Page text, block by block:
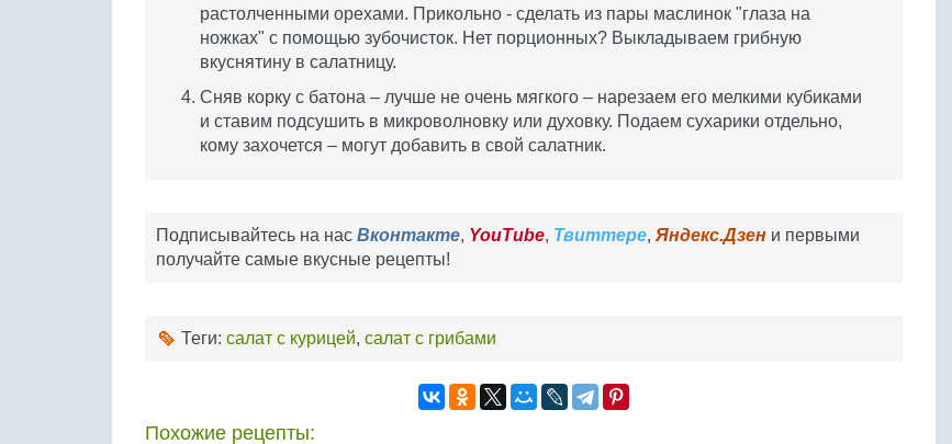
растолченными орехами. Прикольно - сделать из пары маслинок "глаза на
ножках" с помощью зубочисток. Нет порционных? Выкладываем грибную
вкуснятину в салатницу.
Сняв корку с батона – лучше не очень мягкого – нарезаем его мелкими кубиками
и ставим подсушить в микроволновку или духовку. Подаем сухарики отдельно,
кому захочется – могут добавить в свой салатник.
Подписывайтесь на нас Вконтакте, YouTube, Твиттере, Яндекс.Дзен и первыми
получайте самые вкусные рецепты!
Теги: салат с курицей, салат с грибами
Похожие рецепты: